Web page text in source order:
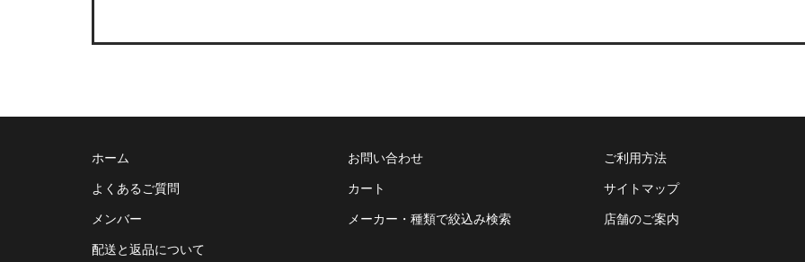
ホーム お問い合わせ ご利用方法
よくあるご質問 カート サイトマップ
メンバー メーカー・種類で絞込み検索 店舗のご案内
配送と返品について